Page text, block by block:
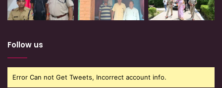
Follow us
Error Can not Get Tweets, Incorrect account info.